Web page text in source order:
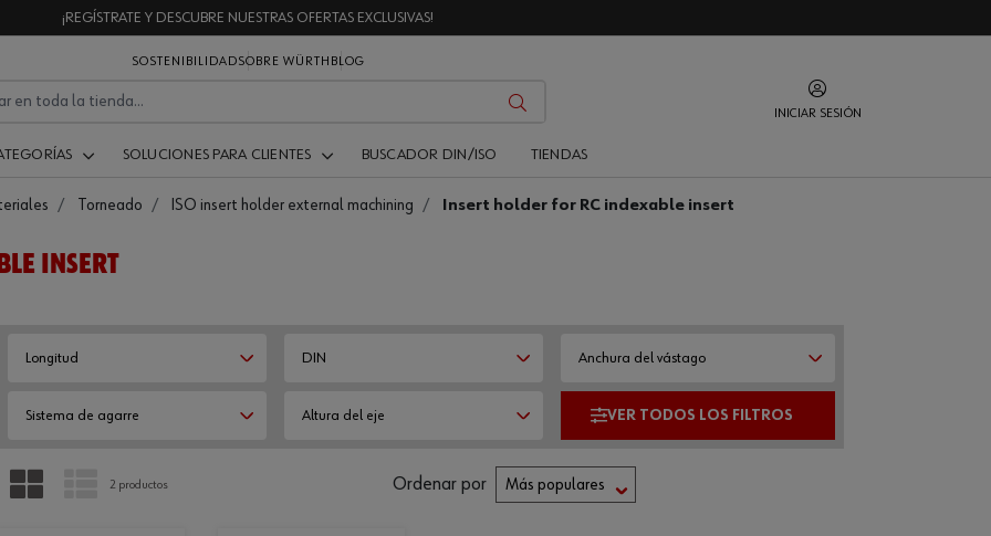
¡REGÍSTRATE Y DESCUBRE NUESTRAS OFERTAS EXCLUSIVAS!
SOSTENIBILIDADSOBRE WÜRTH BLOG
INICIAR SESIÓN
SOLUCIONES PARA CLIENTES BUSCADOR DIN/ISO TIENDAS
Torneado ISO insert holder external machining Insert holder for RC indexable insert
INSERT
Longitud DIN Anchura del vástago
Sistema de agarre Altura del eje
PARRILLA LISTA
2 productos Ordenar por